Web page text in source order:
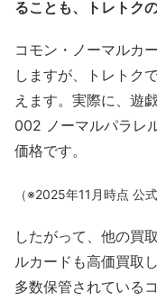
ることも、トレトク
コモン・ノーマルカ
しますが、トレトク
えます。実際に、遊
002 ノーマルパラレ
価格です。
（※2025年11月時点 公
したがって、他の買
ルカードも高価買取
多数保管されている